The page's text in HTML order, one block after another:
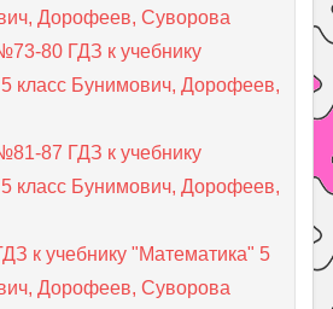
Дорофеев, Суворова
80 ГДЗ к учебнику
класс Бунимович, Дорофеев,
87 ГДЗ к учебнику
класс Бунимович, Дорофеев,
к учебнику "Математика" 5
Дорофеев, Суворова